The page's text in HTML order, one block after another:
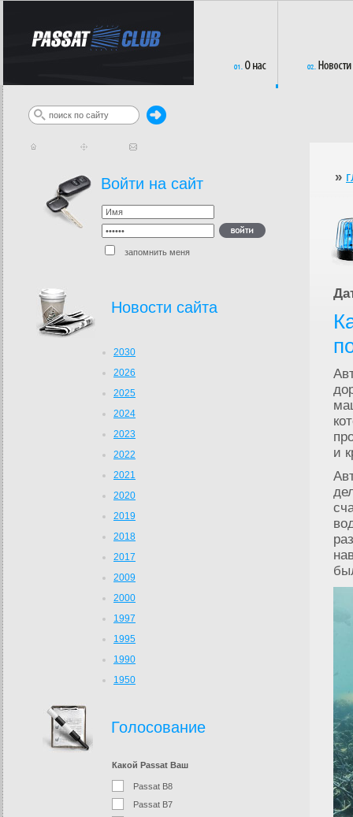
Войти на сайт
запомнить меня
Новости сайта
2030
2026
2025
2024
2023
2022
2021
2020
2019
2018
2017
2009
2000
1997
1995
1990
1950
Голосование
Какой Passat Ваш
Passat B8
Passat B7
»
и